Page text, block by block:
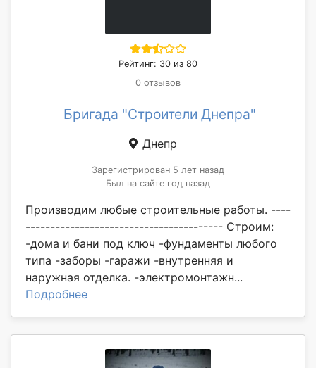
Рейтинг: 30 из 80
0 отзывов
Бригада "Строители Днепра"
Днепр
Зарегистрирован 5 лет назад
Был на сайте год назад
Производим любые строительные работы. ----
---------------------------------------- Строим:
-дома и бани под ключ -фундаменты любого
типа -заборы -гаражи -внутренняя и
наружная отделка. -электромонтажн...
Подробнее